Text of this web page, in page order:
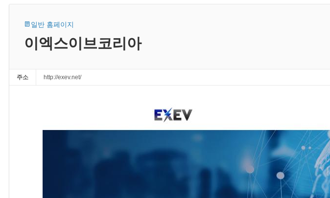
일반 홈페이지
이엑스이브코리아
주소 http://exev.net/